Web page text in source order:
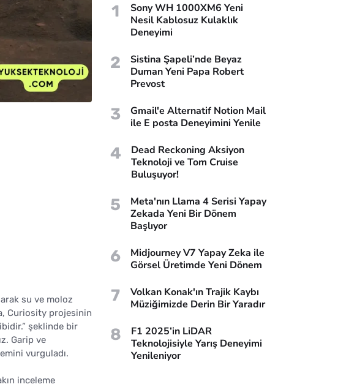
su ve moloz
Curiosity projesinin
şeklinde bir
Garip ve
vurguladı.
inceleme
1
Sony WH 1000XM6 Yeni
Nesil Kablosuz Kulaklık
Deneyimi
2
Sistina Şapeli’nde Beyaz
Duman Yeni Papa Robert
Prevost
3
Gmail'e Alternatif Notion Mail
ile E posta Deneyimini Yenile
4
Dead Reckoning Aksiyon
Teknoloji ve Tom Cruise
Buluşuyor!
5
Meta'nın Llama 4 Serisi Yapay
Zekada Yeni Bir Dönem
Başlıyor
6
Midjourney V7 Yapay Zeka ile
Görsel Üretimde Yeni Dönem
7
Volkan Konak'ın Trajik Kaybı
Müziğimizde Derin Bir Yaradır
8
F1 2025’in LiDAR
Teknolojisiyle Yarış Deneyimi
Yenileniyor